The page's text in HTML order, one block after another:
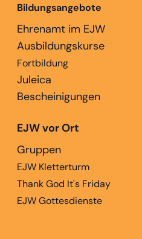
Bildungsangebote
Ehrenamt im EJW
Ausbildungskurse
Fortbildung
Juleica
Bescheinigungen
EJW vor Ort
Gruppen
EJW Kletterturm
Thank God It's Friday
EJW Gottesdienste